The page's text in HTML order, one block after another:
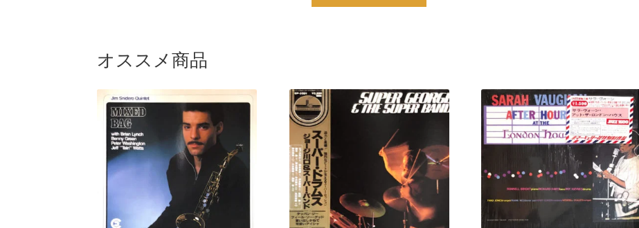
オススメ商品